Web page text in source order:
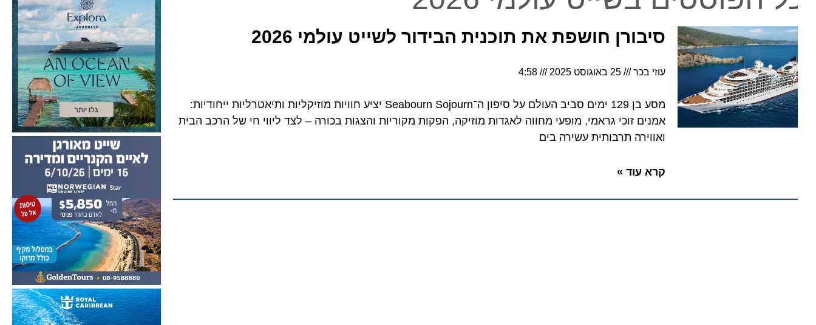
סיבורן חושפת את תוכנית הבידור לשייט עולמי 2026
עוזי בכר 25 באוגוסט 2025 4:58
מסע בן 129 ימים סביב העולם על סיפון ה־Seabourn Sojourn יציע חוויות מוזיקליות ותיאטרליות ייחודיות:
אמנים זוכי גראמי, מופעי מחווה לאגדות מוזיקה, הפקות מקוריות והצגות בכורה – לצד ליווי חי של הרכב הבית
ואווירה תרבותית עשירה בים
קרא עוד »